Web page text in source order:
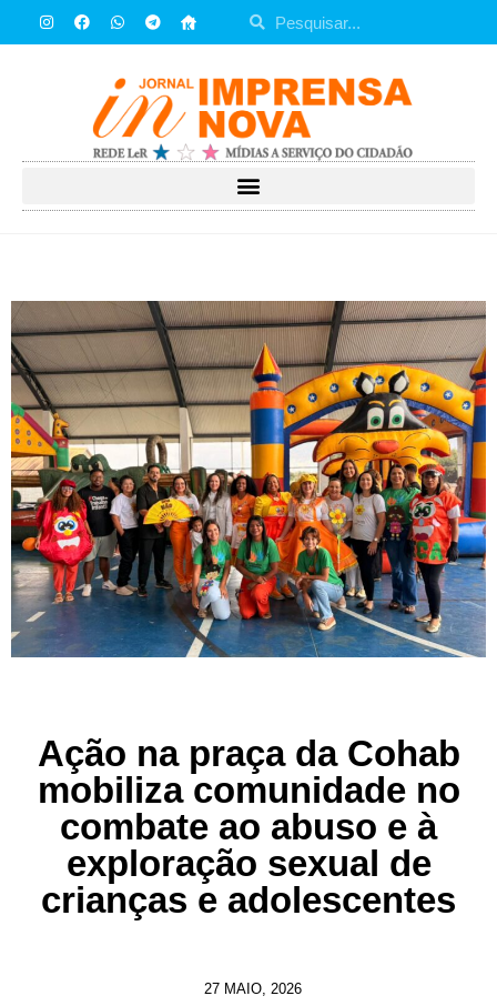
Ação na praça da Cohab
mobiliza comunidade no
combate ao abuso e à
exploração sexual de
crianças e adolescentes
27 MAIO, 2026